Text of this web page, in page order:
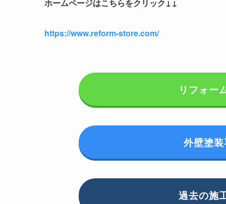
ホームページはこちらをクリック↓↓
https://www.reform-store.com/
リフォー
外壁塗
過去の施